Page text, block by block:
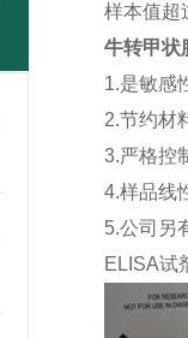
样本值超
牛转甲状
1.是敏感
2.节约材
3.严格控
4.样品线
5.公司另
ELISA试